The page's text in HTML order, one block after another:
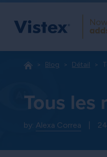
Blog Détail
Tous les
by: Alexa Correa